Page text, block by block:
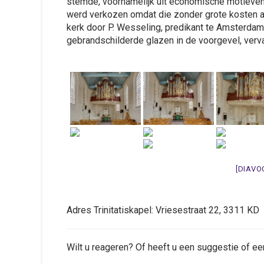
werd verkozen omdat die zonder grote kosten
kerk door P. Wesseling, predikant te
gebrandschilderde glazen in de voorgevel,
Adres Trinitatiskapel: Vriesestraat 22, 3311 KD
Wilt u reageren? Of heeft u een suggestie of